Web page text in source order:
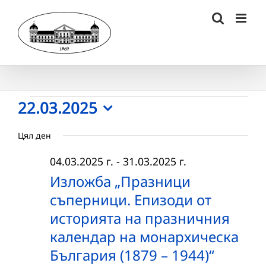
content
Събития
for
22.03.2025
22.03.2025
date.
Цял ден
Изложба „Празници
съперници. Епизоди от
историята на празничния
календар на монархическа
България (1879 – 1944)“
04.03.2025 г. - 31.03.2025 г.